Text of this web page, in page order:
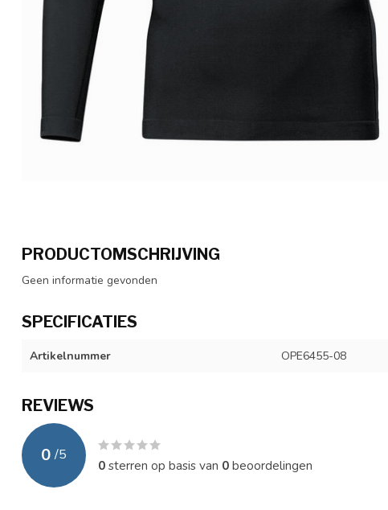
PRODUCTOMSCHRIJVING
Geen informatie gevonden
SPECIFICATIES
Artikelnummer OPE6455-08
REVIEWS
0 /5
0sterren op basis van 0beoordelingen